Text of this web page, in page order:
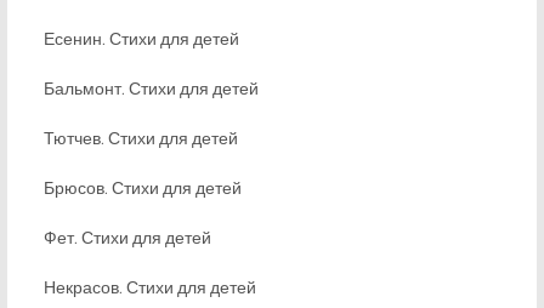
Есенин. Стихи для детей
Бальмонт. Стихи для детей
Тютчев. Стихи для детей
Брюсов. Стихи для детей
Фет. Стихи для детей
Некрасов. Стихи для детей